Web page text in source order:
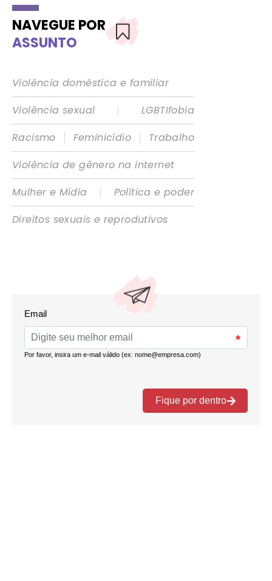
NAVEGUE POR
ASSUNTO
Violência doméstica e familiar
Violência sexual
|
LGBTIfobia
Racismo
| Feminicídio |
Trabalho
Violência de gênero na internet
Mulher e Mídia
|
Política e poder
Direitos sexuais e reprodutivos